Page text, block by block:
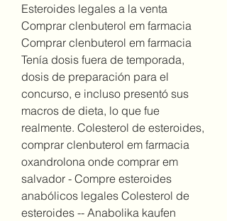
Esteroides legales a la venta
Comprar clenbuterol em farmacia
Comprar clenbuterol em farmacia
Tenía dosis fuera de temporada,
dosis de preparación para el
concurso, e incluso presentó sus
macros de dieta, lo que fue
realmente. Colesterol de esteroides,
comprar clenbuterol em farmacia
oxandrolona onde comprar em
salvador - Compre esteroides
anabólicos legales Colesterol de
esteroides -- Anabolika kaufen